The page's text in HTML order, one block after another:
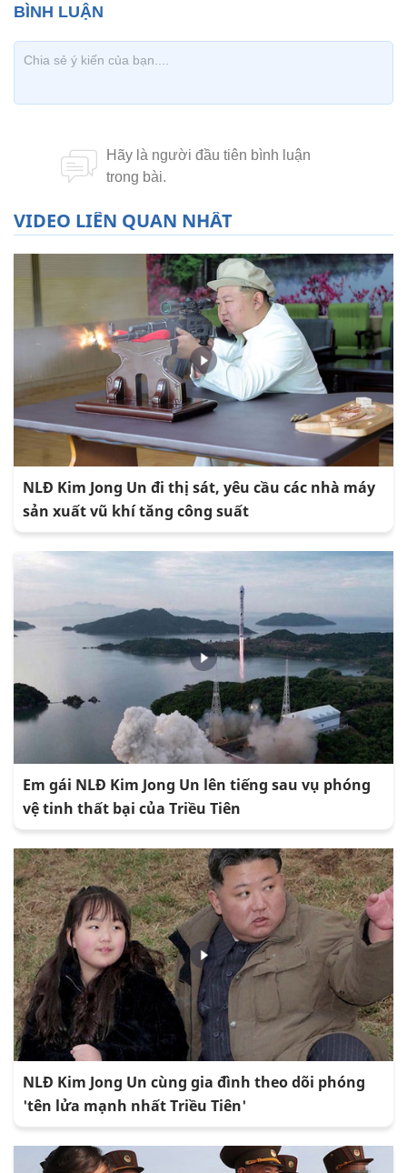
VIDEO LIÊN QUAN NHẤT
NLĐ Kim Jong Un đi thị sát, yêu cầu các nhà máy
sản xuất vũ khí tăng công suất
Em gái NLĐ Kim Jong Un lên tiếng sau vụ phóng
vệ tinh thất bại của Triều Tiên
NLĐ Kim Jong Un cùng gia đình theo dõi phóng
'tên lửa mạnh nhất Triều Tiên'